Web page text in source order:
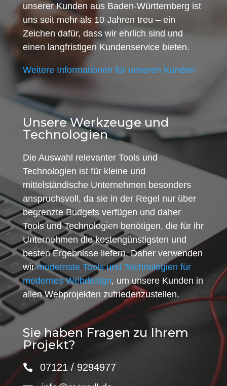
unserer Kunden aus Baden-Württemberg ist
uns seit mehr als 10 Jahren treu – ein
Zeichen dafür, dass wir ehrlich sind und
einen langfristigen Kundenservice bieten.
Weitere Informationen für unseren Kunden
Unsere Werkzeuge und
Technologien
Die Auswahl relevanter Tools und
Technologien ist für kleine und
mittelständische Unternehmen besonders
anspruchsvoll, da sie in der Regel nur über
begrenzte Budgets verfügen und daher
Tools und Technologien benötigen, die für ihr
Unternehmen die kostengünstigsten und
besten Ergebnisse liefern. Daher verwenden
wirmodernste Tools und Technologien für
modernes Webdesign, um unsere Kunden in
allen Webprojekten zufriedenzustellen.
Sie haben Fragen zu Ihrem
Projekt?
07121 / 9294977